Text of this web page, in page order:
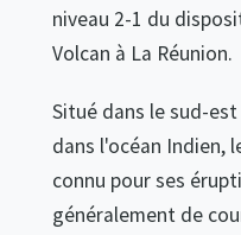
niveau 2-1 du
Volcan à La Réunion.
Situé dans le sud-
dans l'océan Indien,
connu pour ses
généralement de